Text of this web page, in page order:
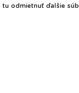
odmietnuť ďalšie